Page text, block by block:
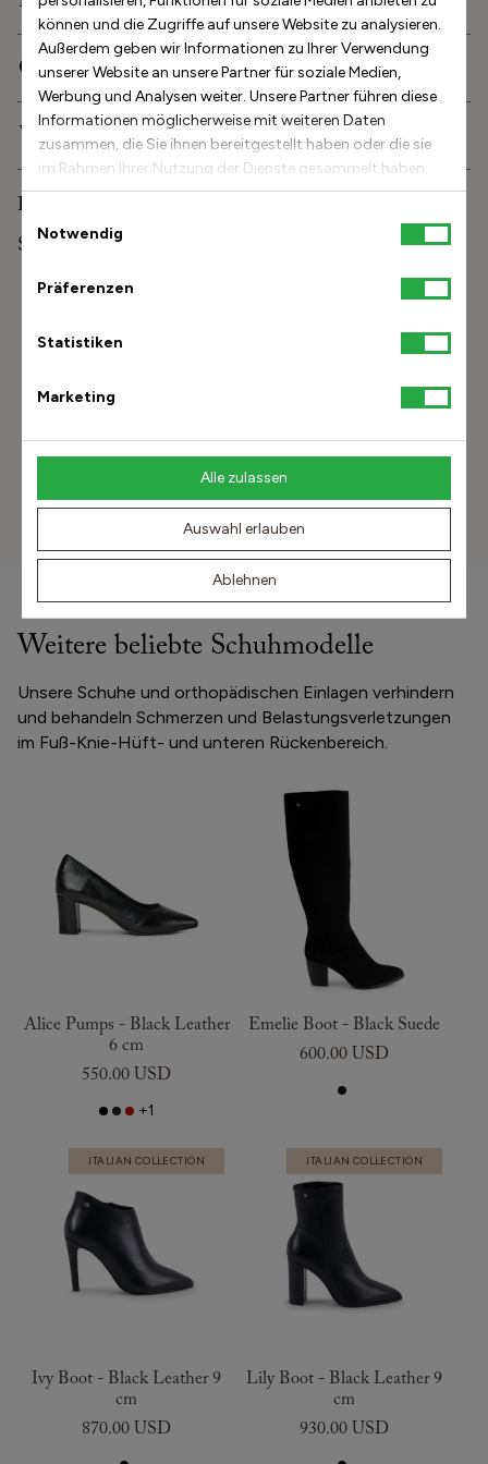
können und die Zugriffe auf unsere Website zu analysieren.
Außerdem geben wir Informationen zu Ihrer Verwendung
unserer Website an unsere Partner für soziale Medien,
Werbung und Analysen weiter. Unsere Partner führen diese
Informationen möglicherweise mit weiteren Daten
zusammen, die Sie ihnen bereitgestellt haben oder die sie
im Rahmen Ihrer Nutzung der Dienste gesammelt haben.
Notwendig
Präferenzen
Statistiken
Marketing
Alle zulassen
Auswahl erlauben
Ablehnen
Orthopädische Eigenschaften
Versand und Lieferung
Pflege und Aufbewahrung
Stinaaj-Studioerfahrung
Beschreibung
finden
Wie messe ich meinen Fuß?
Weitere beliebte Schuhmodelle
Unsere Schuhe und orthopädischen Einlagen verhindern
und behandeln Schmerzen und Belastungsverletzungen
im Fuß-Knie-Hüft- und unteren Rückenbereich.
Alice Pumps - Black Leather
6 cm
550.00 USD
+1
Emelie Boot - Black Suede
600.00 USD
ITALIAN COLLECTION
Ivy Boot - Black Leather 9
cm
870.00 USD
ITALIAN COLLECTION
Lily Boot - Black Leather 9
cm
930.00 USD